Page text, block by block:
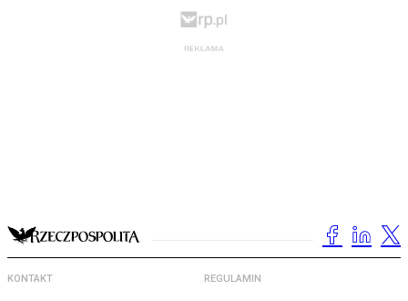
KONTAKT REGULAMIN